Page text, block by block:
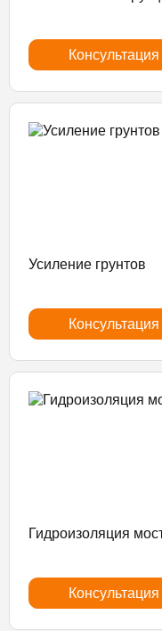
Консультация
Усиление грунтов
Консультация
Гидроизоляция
Консультация